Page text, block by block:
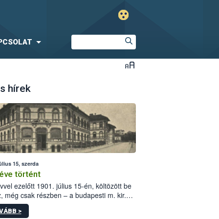
hírek
15, szerda
történt
ezelőtt 1901. július 15-én, költözött be
még csak részben – a budapesti m. kir.
állomás a Kis Rókus utca
alatti, Czigler Győző által tervezett új
>